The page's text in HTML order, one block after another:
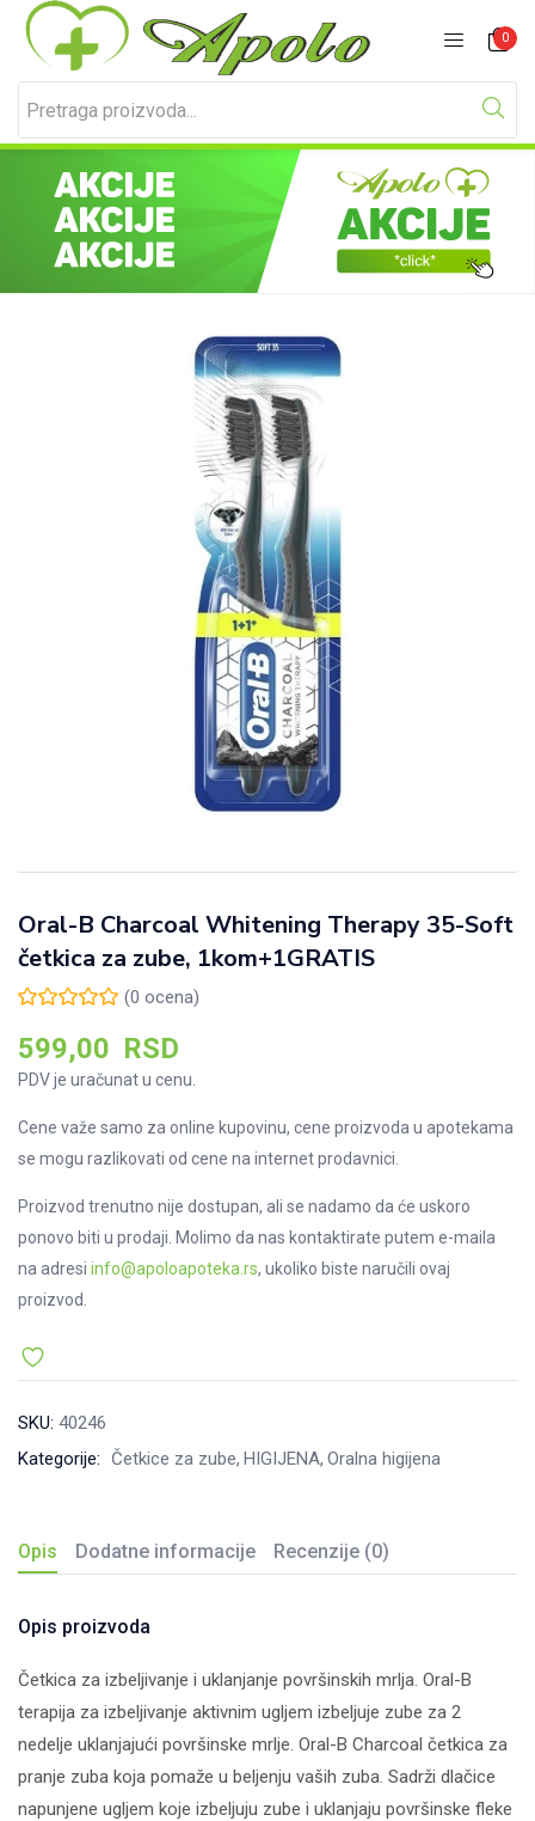
0
Prijavite se Registracija
Unesite svoje korisničko ime i lozinku za prijavu.
Oral-B Charcoal Whitening Therapy 35-Soft
četkica za zube, 1kom+1GRATIS
(0 ocena)
599,00 RSD
PDV je uračunat u cenu.
Cene važe samo za online kupovinu, cene proizvoda u apotekama
se mogu razlikovati od cene na internet prodavnici.
Proizvod trenutno nije dostupan, ali se nadamo da će uskoro
ponovo biti u prodaji. Molimo da nas kontaktirate putem e-maila
na adresi info@apoloapoteka.rs, ukoliko biste naručili ovaj
proizvod.
SKU: 40246
Kategorije:
Četkice za zube HIGIJENA Oralna higijena
Opis Dodatne informacije Recenzije (0)
Opis proizvoda
Četkica za izbeljivanje i uklanjanje površinskih mrlja. Oral-B
terapija za izbeljivanje aktivnim ugljem izbeljuje zube za 2
nedelje uklanjajući površinske mrlje. Oral-B Charcoal četkica za
pranje zuba koja pomaže u beljenju vaših zuba. Sadrži dlačice
napunjene ugljem koje izbeljuju zube i uklanjaju površinske fleke